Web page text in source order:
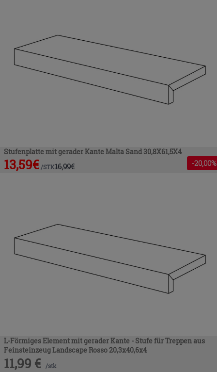
Stufenplatte mit gerader Kante Malta Sand 30,8X61,5X4
13,59€ /STK16,99€ -20,00%
L-Förmiges Element mit gerader Kante - Stufe für Treppen aus
Feinsteinzeug Landscape Rosso 20,3x40,6x4
11,99 € /stk